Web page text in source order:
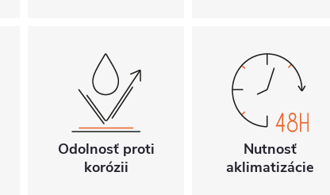
Odolnosť proti
korózii
Nutnosť
aklimatizácie